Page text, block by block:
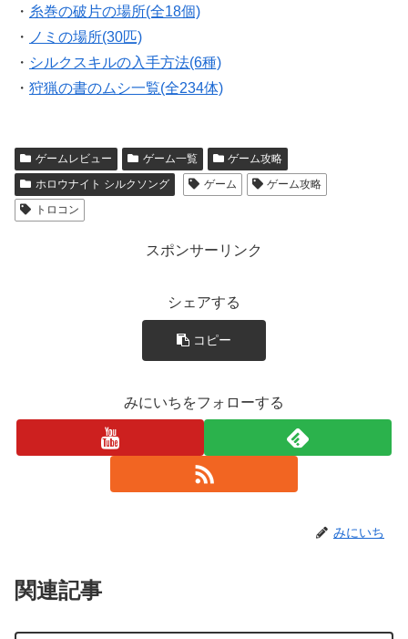
・ 糸巻の破片の場所(全18個)
・ ノミの場所(30匹)
・ シルクスキルの入手方法(6種)
・ 狩猟の書のムシ一覧(全234体)
ゲームレビュー ゲーム一覧
ゲーム攻略
ホロウナイト シルクソング
ゲーム
ゲーム攻略
トロコン
スポンサーリンク
シェアする
コピー
みにいちをフォローする
みにいち
関連記事